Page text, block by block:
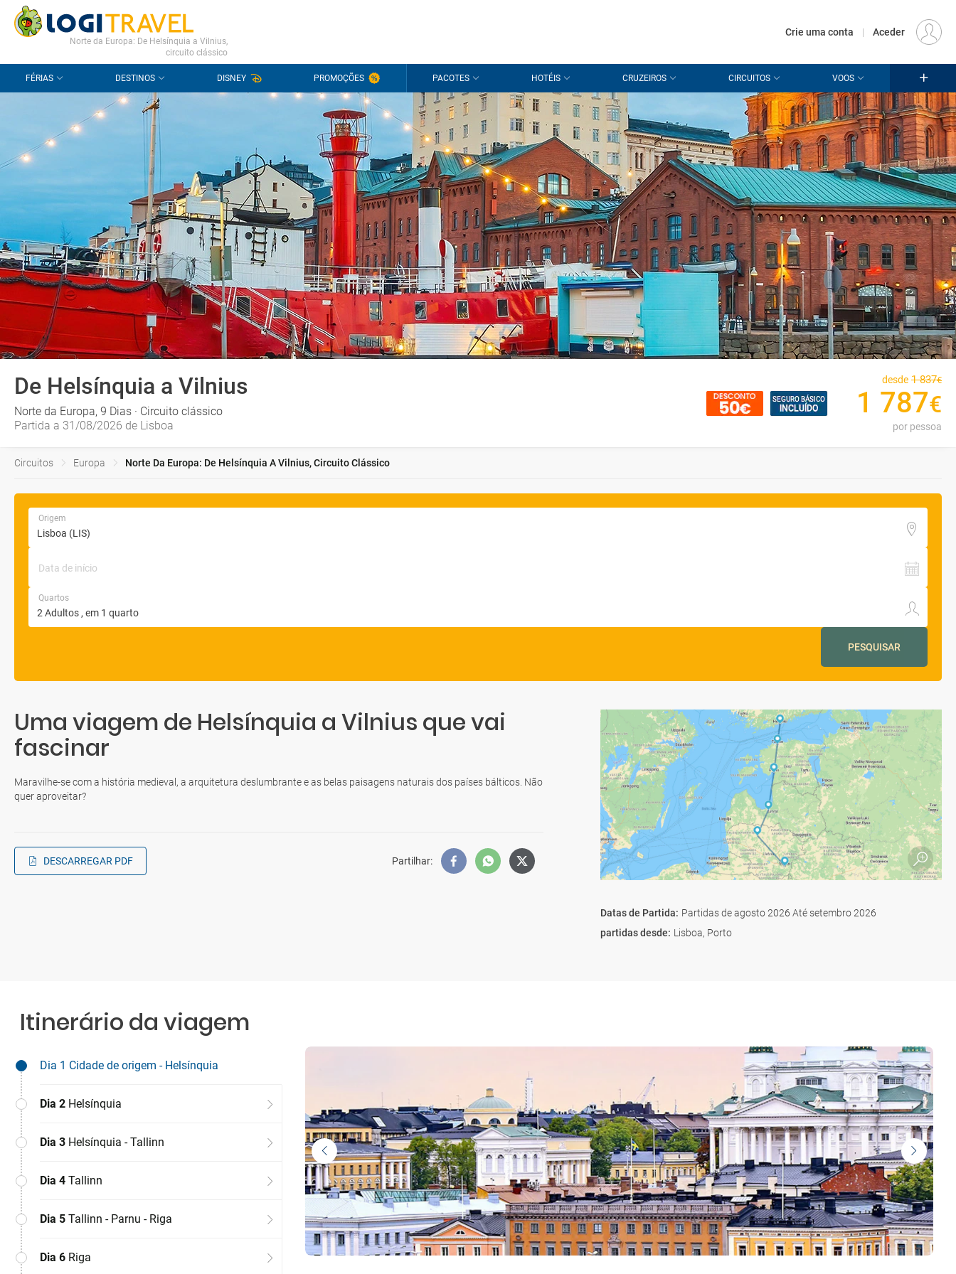
CONTACTO PERGUNTAS FREQUENTES
Norte da Europa: De Helsínquia a Vilnius,
circuito clássico
Crie uma conta | Aceder
FÉRIAS DESTINOS DISNEY PROMOÇÕES PACOTES HOTÉIS CRUZEIROS CIRCUITOS VOOS
De Helsínquia a Vilnius
Norte da Europa, 9 Dias · Circuito clássico
Partida a 31/08/2026 de Lisboa
desde 1 837€
1 787€
por pessoa
Circuitos Europa Norte Da Europa: De Helsínquia A Vilnius, Circuito Clássico
Origem
Data de início
Quartos
PESQUISAR
Uma viagem de Helsínquia a Vilnius que vai
fascinar
Maravilhe-se com a história medieval, a arquitetura deslumbrante e as belas paisagens naturais dos países bálticos. Não
quer aproveitar?
DESCARREGAR PDF Partilhar:
Datas de Partida: Partidas de agosto 2026 Até setembro 2026
partidas desde: Lisboa, Porto
Itinerário da viagem
Dia 1 Cidade de origem - Helsínquia
Dia 2 Helsínquia
Dia 3 Helsínquia - Tallinn
Dia 4 Tallinn
Dia 5 Tallinn - Parnu - Riga
Dia 6 Riga